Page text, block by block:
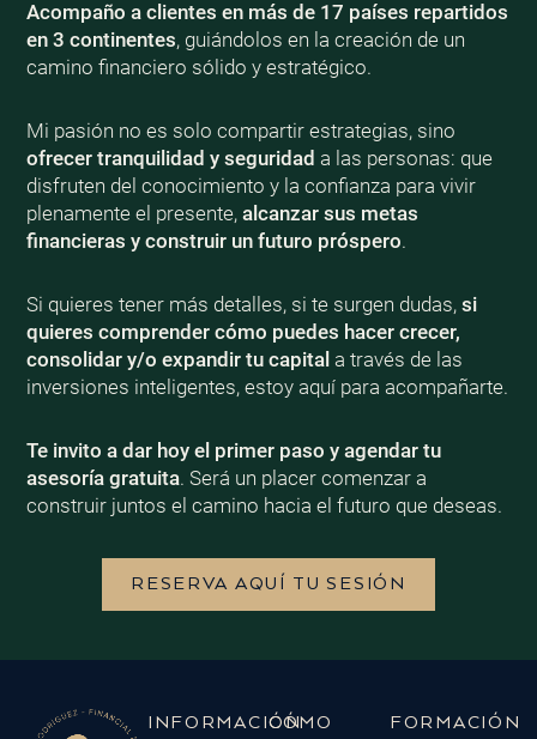
Acompaño a clientes en más de 17 países repartidos
en 3 continentes, guiándolos en la creación de un
camino financiero sólido y estratégico.
Mi pasión no es solo compartir estrategias, sino
ofrecer tranquilidad y seguridad a las personas: que
disfruten del conocimiento y la confianza para vivir
plenamente el presente, alcanzar sus metas
financieras y construir un futuro próspero.
Si quieres tener más detalles, si te surgen dudas, si
quieres comprender cómo puedes hacer crecer,
consolidar y/o expandir tu capitala través de las
inversiones inteligentes, estoy aquí para acompañarte.
Te invito a dar hoy el primer paso y agendar tu
asesoría gratuita. Será un placer comenzar a
construir juntos el camino hacia el futuro que deseas.
RESERVA AQUÍ TU SESIÓN
INFORMACIÓN
CÓMO
FORMACIÓN